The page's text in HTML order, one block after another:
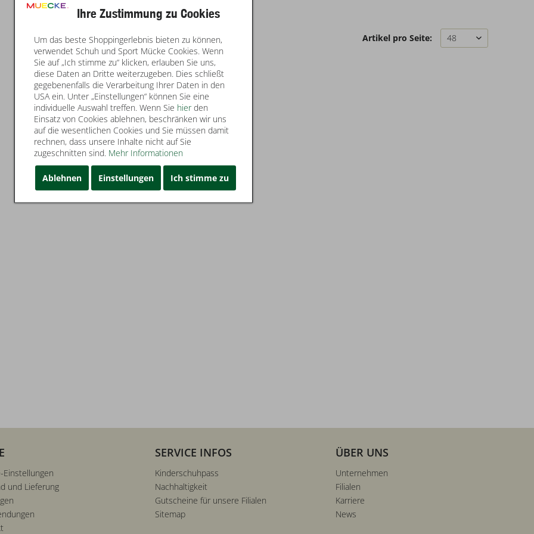
Artikel pro Seite:
Einstellungen
und Lieferung
SERVICE INFOS
Kinderschuhpass
Nachhaltigkeit
Gutscheine für unsere Filialen
Sitemap
ÜBER UNS
Unternehmen
Filialen
Karriere
News
Ihre Zustimmung zu Cookies
Um das beste Shoppingerlebnis bieten zu können,
verwendet Schuh und Sport Mücke Cookies. Wenn
Sie auf „Ich stimme zu“ klicken, erlauben Sie uns,
diese Daten an Dritte weiterzugeben. Dies schließt
gegebenenfalls die Verarbeitung Ihrer Daten in den
USA ein. Unter „Einstellungen“ können Sie eine
individuelle Auswahl treffen. Wenn Sie hierden
Einsatz von Cookies ablehnen, beschränken wir uns
auf die wesentlichen Cookies und Sie müssen damit
rechnen, dass unsere Inhalte nicht auf Sie
zugeschnitten sind. Mehr Informationen
Ablehnen Einstellungen Ich stimme zu